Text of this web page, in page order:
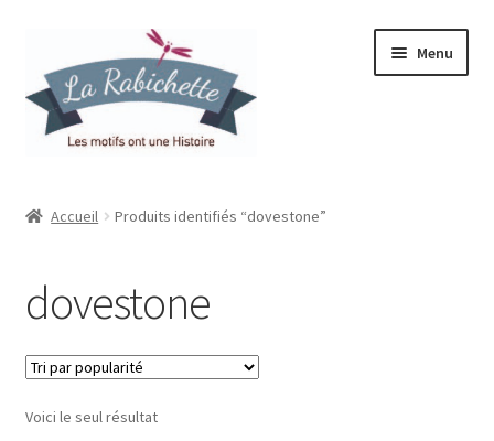
la
navigation
contenu
Menu
Ma liste de souhaits
Mon espace
Mon compte
Accueil Produits identifiés “dovestone”
dovestone
Voici le seul résultat